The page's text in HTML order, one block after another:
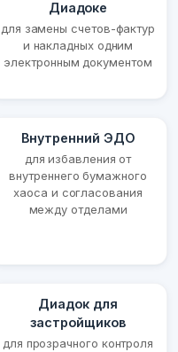
Диадоке
для замены счетов-фактур
и накладных одним
электронным документом
Внутренний ЭДО
для избавления от
внутреннего бумажного
хаоса и согласования
между отделами
Диадок для
застройщиков
для прозрачного контроля